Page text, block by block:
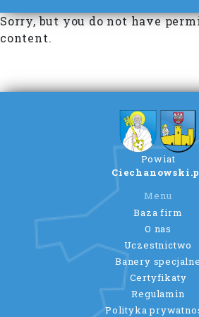
Sorry, but you do not have
content.
Powiat
Menu
Baza firm
O nas
Uczestnictwo
Banery specjalne
Certyfikaty
Regulamin
Polityka